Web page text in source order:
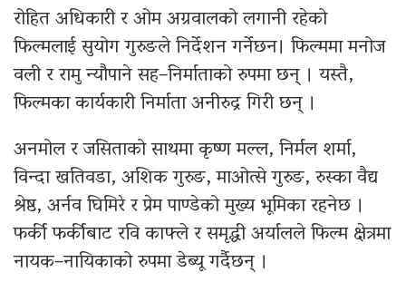
रोहित अधिकारी र ओम अग्रवालको लगानी रहेको
फिल्मलाई सुयोग गुरुङले निर्देशन गर्नेछन। फिल्ममा मनोज
वली र रामु न्यौपाने सह–निर्माताको रुपमा छन् । यस्तै,
फिल्मका कार्यकारी निर्माता अनीरुद्र गिरी छन् ।
अनमोल र जसिताको साथमा कृष्ण मल्ल, निर्मल शर्मा,
विन्दा खतिवडा, अशिक गुरुङ, माओत्से गुरुङ, रुस्का वैद्य
श्रेष्ठ, अर्नव घिमिरे र प्रेम पाण्डेको मुख्य भूमिका रहनेछ ।
फर्की फर्कीबाट रवि काफ्ले र समृद्धी अर्यालले फिल्म क्षेत्रमा
नायक–नायिकाको रुपमा डेब्यू गर्दैछन् ।